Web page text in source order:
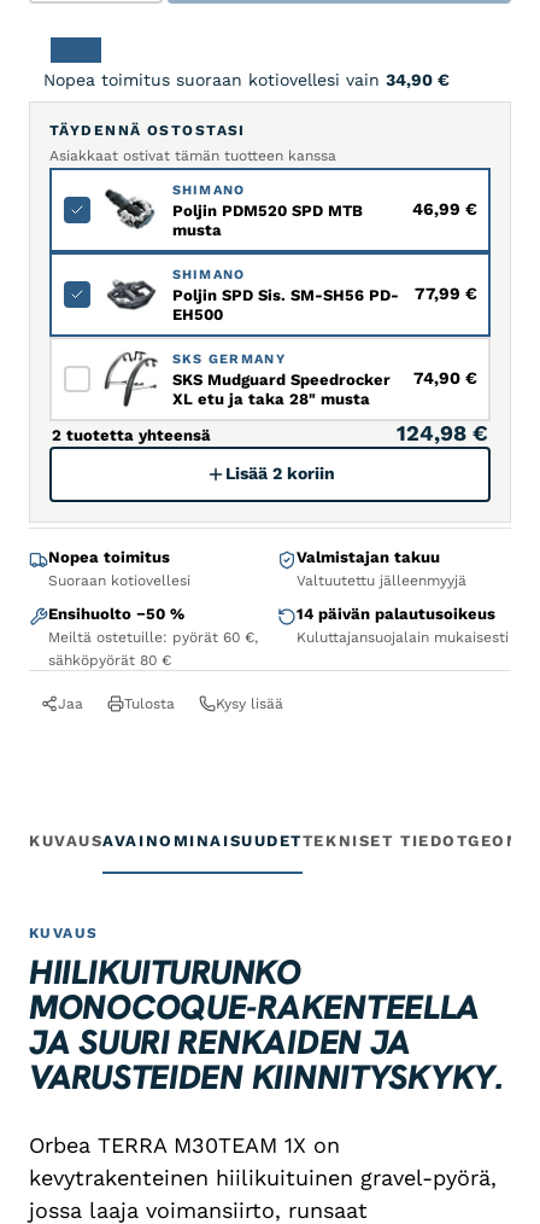
Nopea toimitus suoraan kotiovellesi vain 34,90 €
TÄYDENNÄ OSTOSTASI
Asiakkaat ostivat tämän tuotteen kanssa
SHIMANO
Poljin PDM520 SPD MTB
musta
46,99 €
SHIMANO
Poljin SPD Sis. SM-SH56 PD-
EH500
77,99 €
SKS GERMANY
SKS Mudguard Speedrocker
XL etu ja taka 28" musta
74,90 €
2 tuotetta yhteensä 124,98 €
Lisää 2 koriin
Nopea toimitus
Suoraan kotiovellesi
Valmistajan takuu
Valtuutettu jälleenmyyjä
Ensihuolto −50 %
Meiltä ostetuille: pyörät 60 €,
sähköpyörät 80 €
14 päivän palautusoikeus
Kuluttajansuojalain mukaisesti
Jaa Tulosta Kysy lisää
KUVAUSAVAINOMINAISUUDETTEKNISET TIEDOT
KUVAUS
HIILIKUITURUNKO
MONOCOQUE-RAKENTEELLA
JA SUURI RENKAIDEN JA
VARUSTEIDEN KIINNITYSKYKY.
Orbea TERRA M30TEAM 1X on
kevytrakenteinen hiilikuituinen gravel-pyörä,
jossa laaja voimansiirto, runsaat